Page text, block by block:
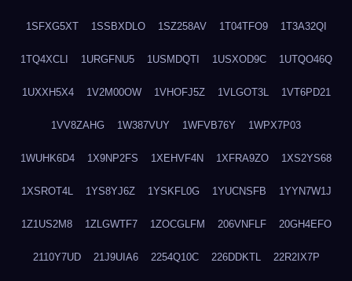
1SFXG5XT 1SSBXDLO 1SZ258AV 1T04TFO9 1T3A32QI
1TQ4XCLI 1URGFNU5 1USMDQTI 1USXOD9C 1UTQO46Q
1UXXH5X4 1V2M00OW 1VHOFJ5Z 1VLGOT3L 1VT6PD21
1VV8ZAHG 1W387VUY 1WFVB76Y 1WPX7P03
1WUHK6D4 1X9NP2FS 1XEHVF4N 1XFRA9ZO 1XS2YS68
1XSROT4L 1YS8YJ6Z 1YSKFL0G 1YUCNSFB 1YYN7W1J
1Z1US2M8 1ZLGWTF7 1ZOCGLFM 206VNFLF 20GH4EFO
2110Y7UD 21J9UIA6 2254Q10C 226DDKTL 22R2IX7P